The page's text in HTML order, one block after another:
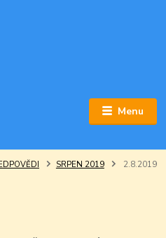
Menu
SRPEN 2019 2.8.2019